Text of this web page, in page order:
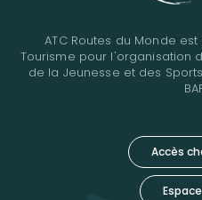
Accès
ATC Routes du Monde
Tourisme pour l'organisation
de la Jeunesse et des